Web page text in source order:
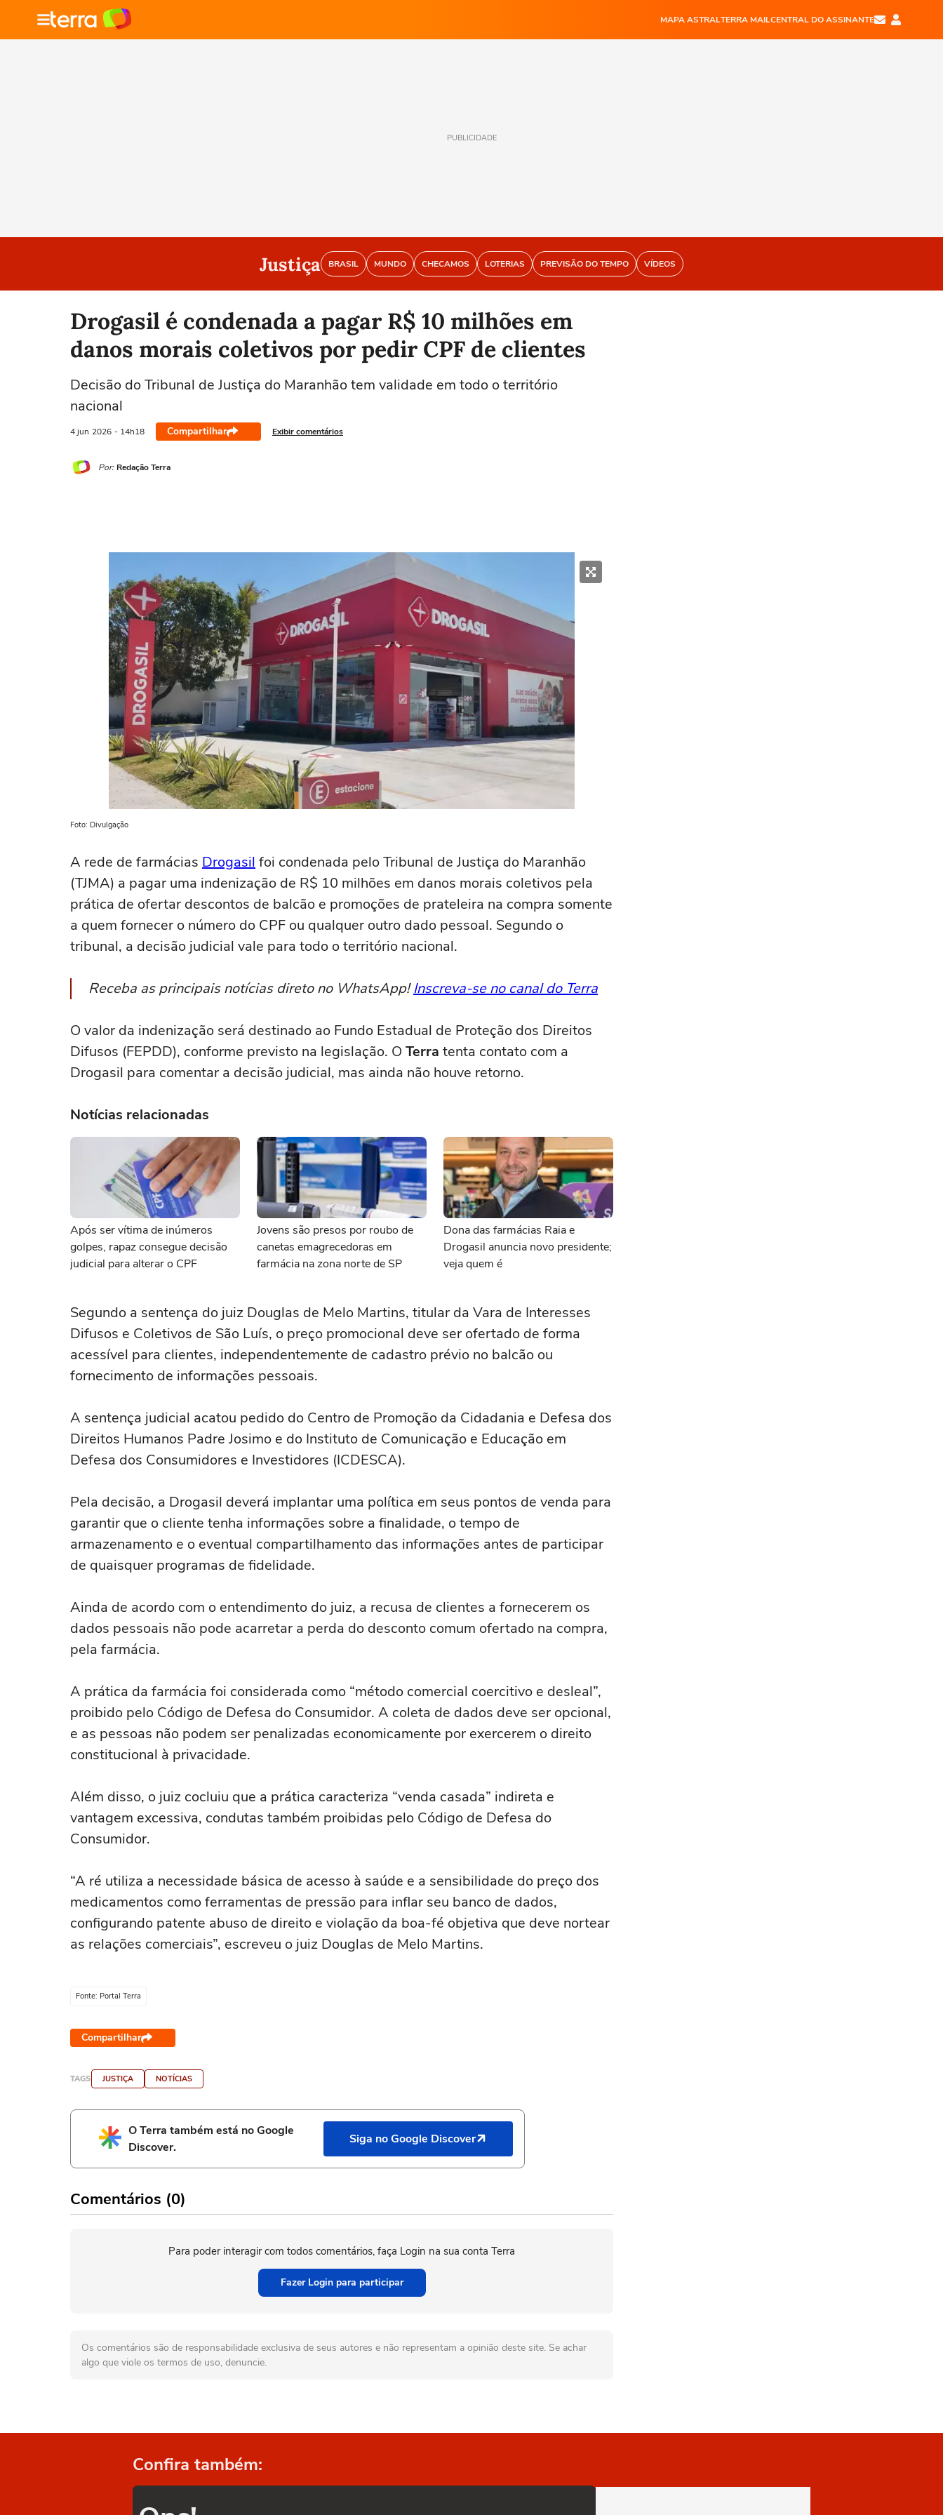
MAPA ASTRALTERRA MAILCENTRAL DO ASSINANTE
PUBLICIDADE
Justiça BRASIL MUNDO CHECAMOS LOTERIAS PREVISÃO DO TEMPO VÍDEOS
Drogasil é condenada a pagar R$ 10 milhões em
danos morais coletivos por pedir CPF de clientes
Decisão do Tribunal de Justiça do Maranhão tem validade em todo o território
nacional
4 jun 2026 - 14h18 Compartilhar Exibir comentários
Por: Redação Terra
Foto: Divulgação
A rede de farmácias Drogasil foi condenada pelo Tribunal de Justiça do Maranhão
(TJMA) a pagar uma indenização de R$ 10 milhões em danos morais coletivos pela
prática de ofertar descontos de balcão e promoções de prateleira na compra somente
a quem fornecer o número do CPF ou qualquer outro dado pessoal. Segundo o
tribunal, a decisão judicial vale para todo o território nacional.
Receba as principais notícias direto no WhatsApp!Inscreva-se no canal do Terra
O valor da indenização será destinado ao Fundo Estadual de Proteção dos Direitos
Difusos (FEPDD), conforme previsto na legislação. O Terra tenta contato com a
Drogasil para comentar a decisão judicial, mas ainda não houve retorno.
Notícias relacionadas
Após ser vítima de inúmeros
golpes, rapaz consegue decisão
judicial para alterar o CPF
Jovens são presos por roubo de
canetas emagrecedoras em
farmácia na zona norte de SP
Dona das farmácias Raia e
Drogasil anuncia novo presidente;
veja quem é
Segundo a sentença do juiz Douglas de Melo Martins, titular da Vara de Interesses
Difusos e Coletivos de São Luís, o preço promocional deve ser ofertado de forma
acessível para clientes, independentemente de cadastro prévio no balcão ou
fornecimento de informações pessoais.
A sentença judicial acatou pedido do Centro de Promoção da Cidadania e Defesa dos
Direitos Humanos Padre Josimo e do Instituto de Comunicação e Educação em
Defesa dos Consumidores e Investidores (ICDESCA).
Pela decisão, a Drogasil deverá implantar uma política em seus pontos de venda para
garantir que o cliente tenha informações sobre a finalidade, o tempo de
armazenamento e o eventual compartilhamento das informações antes de participar
de quaisquer programas de fidelidade.
Ainda de acordo com o entendimento do juiz, a recusa de clientes a fornecerem os
dados pessoais não pode acarretar a perda do desconto comum ofertado na compra,
pela farmácia.
A prática da farmácia foi considerada como “método comercial coercitivo e desleal”,
proibido pelo Código de Defesa do Consumidor. A coleta de dados deve ser opcional,
e as pessoas não podem ser penalizadas economicamente por exercerem o direito
constitucional à privacidade.
Além disso, o juiz cocluiu que a prática caracteriza “venda casada” indireta e
vantagem excessiva, condutas também proibidas pelo Código de Defesa do
Consumidor.
“A ré utiliza a necessidade básica de acesso à saúde e a sensibilidade do preço dos
medicamentos como ferramentas de pressão para inflar seu banco de dados,
configurando patente abuso de direito e violação da boa-fé objetiva que deve nortear
as relações comerciais”, escreveu o juiz Douglas de Melo Martins.
Fonte: Portal Terra
Compartilhar
TAGS JUSTIÇA NOTÍCIAS
O Terra também está no Google
Discover.
Siga no Google Discover
Comentários (0)
Para poder interagir com todos comentários, faça Login na sua conta Terra
Fazer Login para participar
Os comentários são de responsabilidade exclusiva de seus autores e não representam a opinião deste site. Se achar
algo que viole os termos de uso, denuncie.
Confira também: